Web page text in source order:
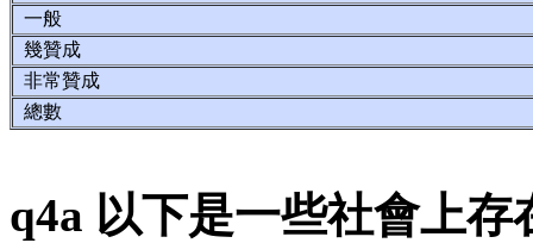
一般
幾贊成
非常贊成
總數
q4a 以下是一些社會上